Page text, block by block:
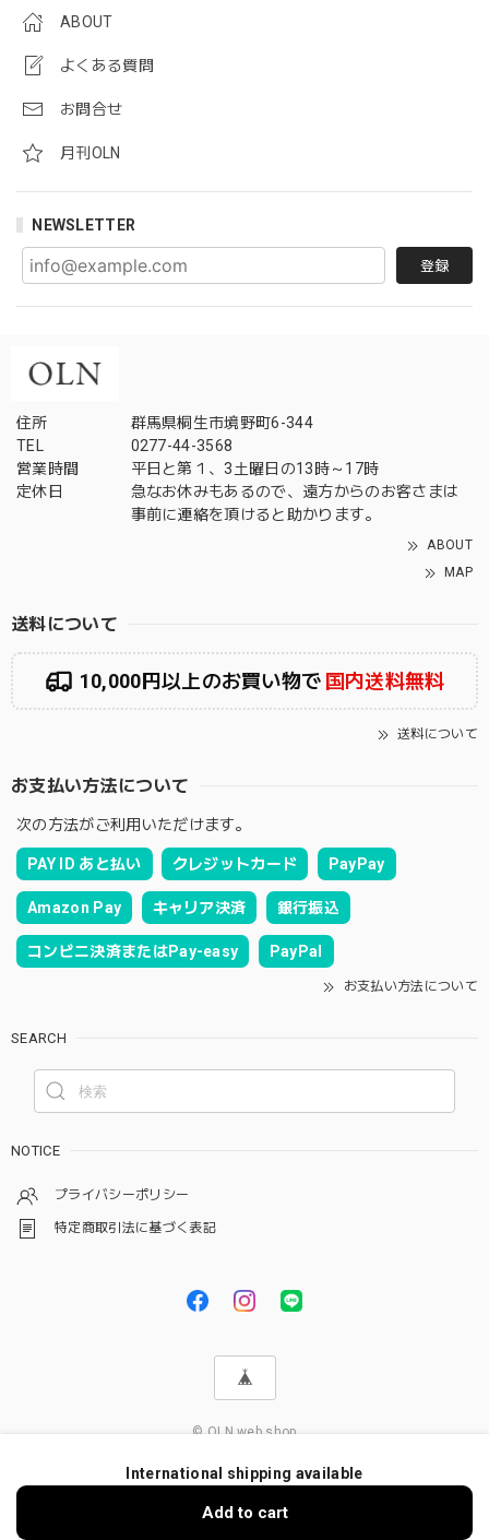
ABOUT
よくある質問
お問合せ
月刊OLN
NEWSLETTER
登録
住所
群馬県桐生市境野町6-344
TEL
0277-44-3568
営業時間
平日と第１、3土曜日の13時～17時
定休日
急なお休みもあるので、遠方からのお客さまは
事前に連絡を頂けると助かります。
ABOUT
MAP
送料について
10,000円以上のお買い物で 国内送料無料
送料について
お支払い方法について
次の方法がご利用いただけます。
PAY ID あと払い クレジットカード PayPay
Amazon Pay キャリア決済 銀行振込
コンビニ決済またはPay-easy PayPal
お支払い方法について
SEARCH
NOTICE
プライバシーポリシー
特定商取引法に基づく表記
© OLN web shop
International shipping available
Add to cart
ショップに質問する